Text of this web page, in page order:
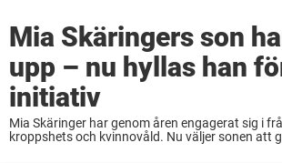
Mia Skäringers son
upp – nu hyllas han
initiativ
Mia Skäringer har genom åren engagerat sig i
kroppshets och kvinnovåld. Nu väljer sonen att